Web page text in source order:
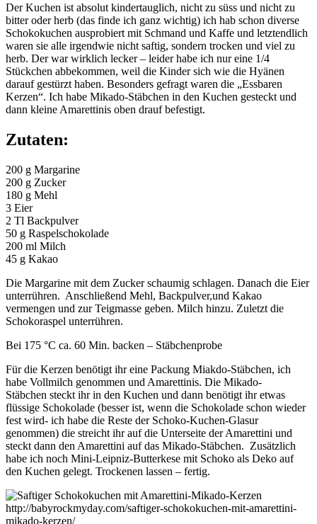
Der Kuchen ist absolut kindertauglich, nicht zu süss und nicht zu
bitter oder herb (das finde ich ganz wichtig) ich hab schon diverse
Schokokuchen ausprobiert mit Schmand und Kaffe und letztendlich
waren sie alle irgendwie nicht saftig, sondern trocken und viel zu
herb. Der war wirklich lecker – leider habe ich nur eine 1/4
Stückchen abbekommen, weil die Kinder sich wie die Hyänen
darauf gestürzt haben. Besonders gefragt waren die „Essbaren
Kerzen“. Ich habe Mikado-Stäbchen in den Kuchen gesteckt und
dann kleine Amarettinis oben drauf befestigt.
Zutaten:
200 g Margarine
200 g Zucker
180 g Mehl
3 Eier
2 Tl Backpulver
50 g Raspelschokolade
200 ml Milch
45 g Kakao
Die Margarine mit dem Zucker schaumig schlagen. Danach die Eier
unterrühren. Anschließend Mehl, Backpulver,und Kakao
vermengen und zur Teigmasse geben. Milch hinzu. Zuletzt die
Schokoraspel unterrühren.
Bei 175 °C ca. 60 Min. backen – Stäbchenprobe
Für die Kerzen benötigt ihr eine Packung Miakdo-Stäbchen, ich
habe Vollmilch genommen und Amarettinis. Die Mikado-
Stäbchen steckt ihr in den Kuchen und dann benötigt ihr etwas
flüssige Schokolade (besser ist, wenn die Schokolade schon wieder
fest wird- ich habe die Reste der Schoko-Kuchen-Glasur
genommen) die streicht ihr auf die Unterseite der Amarettini und
steckt dann den Amarettini auf das Mikado-Stäbchen. Zusätzlich
habe ich noch Mini-Leipniz-Butterkese mit Schoko als Deko auf
den Kuchen gelegt. Trockenen lassen – fertig.